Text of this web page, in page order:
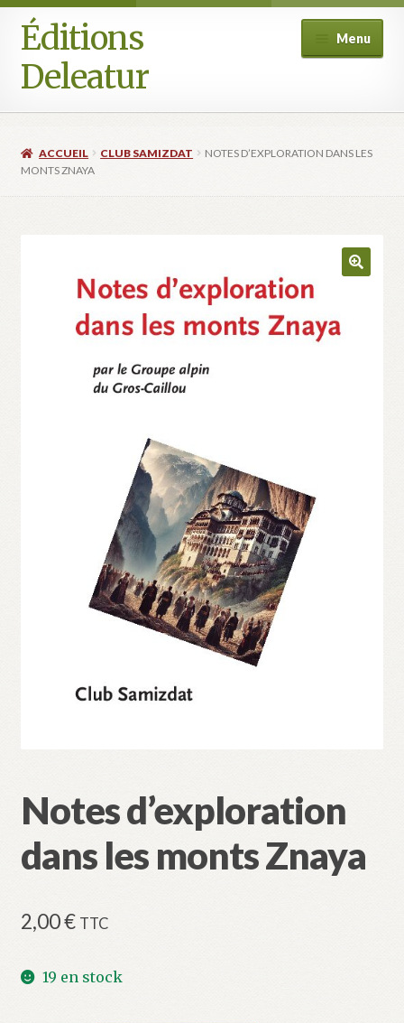
Aller
à
Aller
au
contenu
Éditions
Deleatur
Menu
Boutique
Festival One Minute Film international de Champcella
Mon compte
ACCUEIL CLUB SAMIZDAT
NOTES D’EXPLORATION DANS LES
MONTS ZNAYA
Notes d’exploration
dans les monts Znaya
2,00€ TTC
19 en stock